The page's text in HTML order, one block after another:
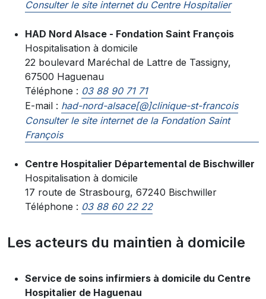
Consulter le site internet du Centre Hospitalier
HAD Nord Alsace - Fondation Saint François
Hospitalisation à domicile
22 boulevard Maréchal de Lattre de Tassigny,
67500 Haguenau
Téléphone : 03 88 90 71 71
E-mail : had-nord-alsace[@]clinique-st-francois
Consulter le site internet de la Fondation Saint
François
Centre Hospitalier Départemental de Bischwiller
Hospitalisation à domicile
17 route de Strasbourg, 67240 Bischwiller
Téléphone : 03 88 60 22 22
Les acteurs du maintien à domicile
Service de soins infirmiers à domicile du Centre
Hospitalier de Haguenau